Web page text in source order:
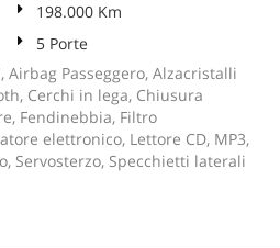
198.000 Km
5 Porte
Airbag Passeggero, Alzacristalli
Cerchi in lega, Chiusura
Fendinebbia, Filtro
elettronico, Lettore CD, MP3,
Servosterzo, Specchietti laterali